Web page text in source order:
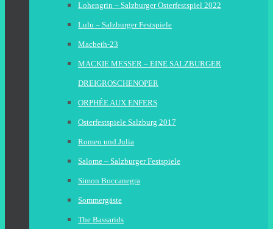
Lohengrin – Salzburger Osterfestspiel 2022
Lulu – Salzburger Festspiele
Macbeth-23
MACKIE MESSER – EINE SALZBURGER
DREIGROSCHENOPER
ORPHÉE AUX ENFERS
Osterfestspiele Salzburg 2017
Romeo und Julia
Salome – Salzburger Festspiele
Simon Boccanegra
Sommergäste
The Bassarids